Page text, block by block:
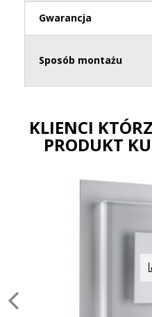
Gwarancja
Sposób montażu
KLIENCI
PRODUKT